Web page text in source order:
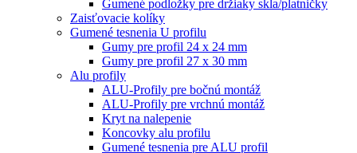
Gumené podložky pre držiaky skla/platničky
Zaisťovacie kolíky
Gumené tesnenia U profilu
Gumy pre profil 24 x 24 mm
Gumy pre profil 27 x 30 mm
Alu profily
ALU-Profily pre bočnú montáž
ALU-Profily pre vrchnú montáž
Kryt na nalepenie
Koncovky alu profilu
Gumené tesnenia pre ALU profil